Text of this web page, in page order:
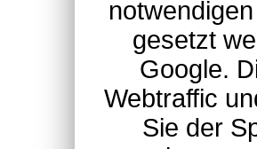
gesetzt
Google.
Webtraffic
Sie der